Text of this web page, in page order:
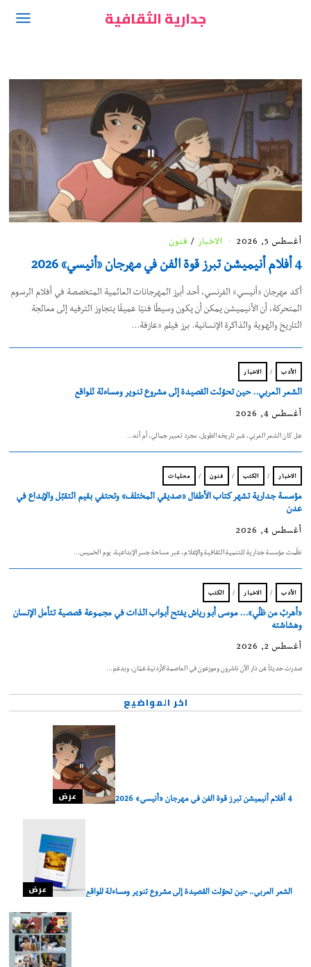
جدارية الثقافية
أغسطس 5, 2026 الاخبار / فنون
4 أفلام أنيميشن تبرز قوة الفن في مهرجان «أنيسي» 2026
أكد مهرجان «أنيسي» الفرنسي، أحد أبرز المهرجانات العالمية المتخصصة في أفلام الرسوم
المتحركة، أن الأنيميشن يمكن أن يكون وسيطًا فنيًا عميقًا يتجاوز الترفيه إلى معالجة
التاريخ والهوية والذاكرة الإنسانية. برز فيلم «عازفة…
الأدب / الاخبار
الشعر العربي.. حين تحوّلت القصيدة إلى مشروع تنوير ومساءلة للواقع
أغسطس 4, 2026
هل كان الشعر العربي، عبر تاريخه الطويل، مجرد تعبير جمالي، أم أنه…
الاخبار / الكتب / فنون / محليات
مؤسسة جدارية تشهر كتاب الأطفال «صديقي المختلف» وتحتفي بقيم التقبّل والإبداع في
عدن
أغسطس 4, 2026
نظّمت مؤسسة جدارية للتنمية الثقافية والإعلام، عبر مساحة جسر الإبداعية، يوم الخميس…
الأدب / الاخبار / الكتب
«أهربُ من ظلّي»… موسى أبو رياش يفتح أبواب الذات في مجموعة قصصية تتأمل الإنسان
وهشاشته
أغسطس 2, 2026
صدرت حديثاً عن دار الآن ناشرون وموزعون في العاصمة الأردنية عمّان، وبدعم…
اخر المواضيع
عرض 4 أفلام أنيميشن تبرز قوة الفن في مهرجان «أنيسي» 2026
عرض الشعر العربي.. حين تحوّلت القصيدة إلى مشروع تنوير ومساءلة للواقع